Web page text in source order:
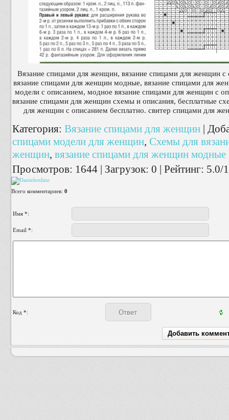
Вязание спицами для женщин, вязание спицами для женщин
вязание спицами для женщин модные, вязание спицами для
модели с описанием, модное вязание спицами для женщин с
вязание спицами для женщин схемы и описания, бесплатные
для женщин с описанием бесплатно. свитер спицами для
Категория: Вязание спицами для женщин |
спицами модели для женщин, Схемы для
женщин, вязание спицами для женщин модные
Просмотров: 1644 | Загрузок: 0 | Рейтинг: 5.0/1
Всего комментариев: 0
Имя *:
Email *:
Код *: